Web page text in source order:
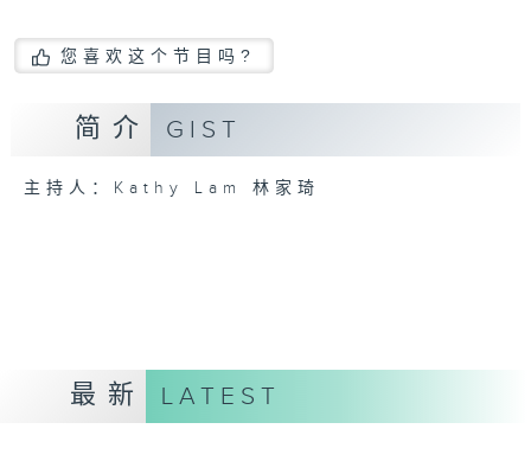
您喜欢这个节目吗?
简介 GIST
主持人：Kathy Lam 林家琦
最新 LATEST